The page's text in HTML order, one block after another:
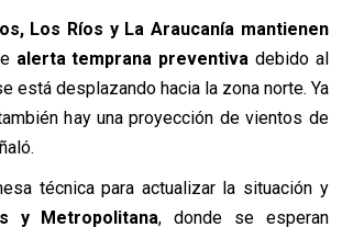
Los Ríos y La Araucanía mantienen
alerta temprana preventiva debido al
está desplazando hacia la zona norte. Ya
hay una proyección de vientos de
técnica para actualizar la situación y
y Metropolitana, donde se esperan